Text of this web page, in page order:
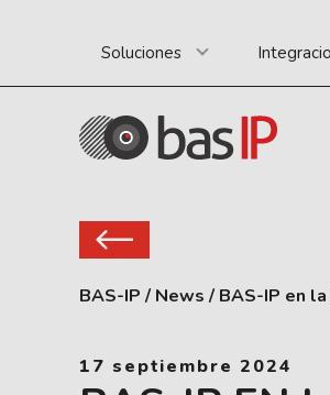
Soluciones
BAS-IP / News / BAS-IP en
17 septiembre 2024